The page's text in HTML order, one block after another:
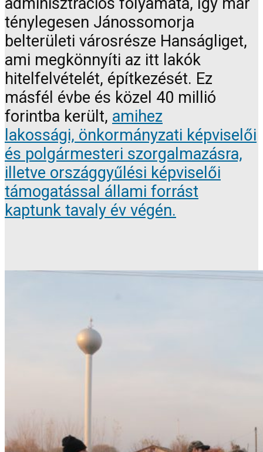
ténylegesen Jánossomorja
belterületi városrésze Hanságliget,
ami megkönnyíti az itt lakók
hitelfelvételét, építkezését. Ez
másfél évbe és közel 40 millió
forintba került, amihez
lakossági, önkormányzati képviselői
és polgármesteri szorgalmazásra,
illetve országgyűlési képviselői
támogatással állami forrást
kaptunk tavaly év végén.